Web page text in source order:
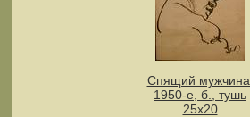
Спящий мужчина.
1950-е, б., тушь
25х20